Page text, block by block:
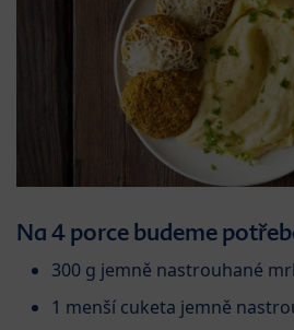
Na 4 porce budeme
300 g jemně nastrouhané
1 menší cuketa jemně